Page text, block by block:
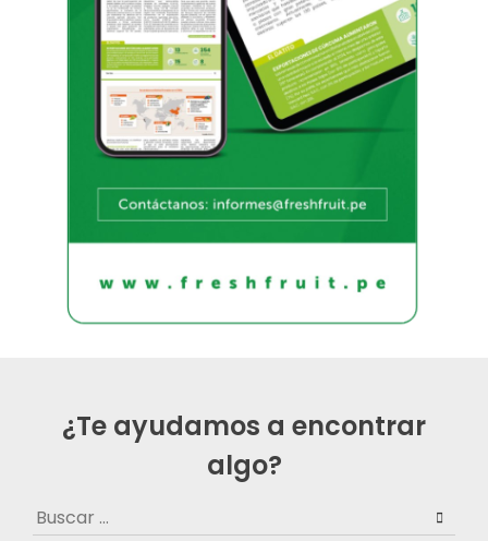
¿Te ayudamos a encontrar
algo?
Buscar: